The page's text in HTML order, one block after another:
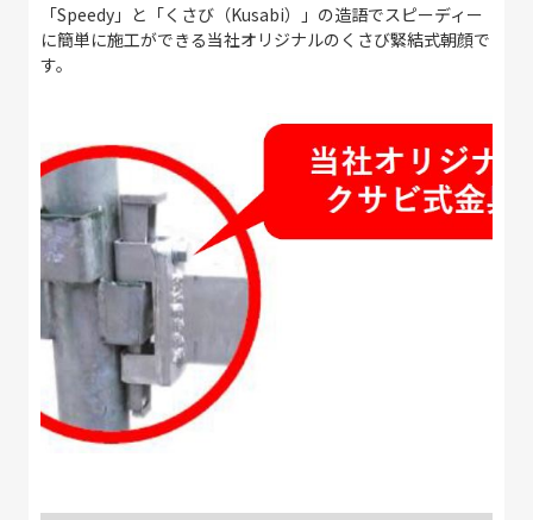
「Speedy」と「くさび（Kusabi）」の造語でスピーディー
に簡単に施工ができる当社オリジナルのくさび緊結式朝顔で
す。